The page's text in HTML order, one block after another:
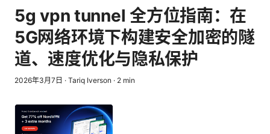
5g vpn tunnel 全方位指南：在
5G网络环境下构建安全加密的隧
道、速度优化与隐私保护
2026年3月7日 · Tariq Iverson · 2 min